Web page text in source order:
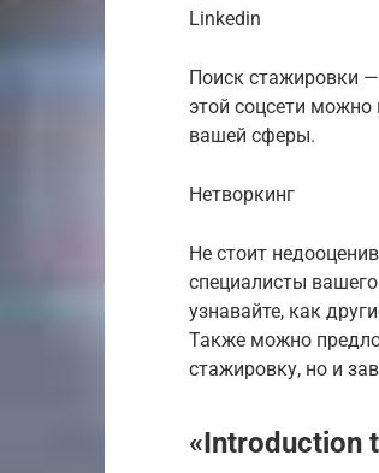
Linkedin
Поиск стажировки
этой соцсети
вашей сферы.
Нетворкинг
Не стоит
специалисты
узнавайте, как
Также можно
стажировку, но и
«Introduction